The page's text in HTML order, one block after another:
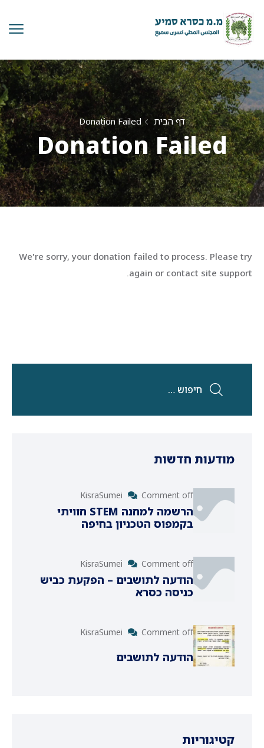
דף הבית Donation Failed
Donation Failed
We're sorry, your donation failed to process. Please try
again or contact site support.
מודעות חדשות
KisraSumei Comment off
הרשמה למחנה STEM חוויתי
בקמפוס הטכניון בחיפה
KisraSumei Comment off
הודעה לתושבים – הפקעת כביש
כניסה כסרא
KisraSumei Comment off
הודעה לתושבים
קטיגוריות